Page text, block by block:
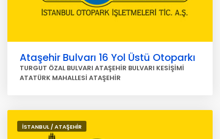
Ataşehir Bulvarı 16 Yol Üstü Otoparkı
TURGUT ÖZAL BULVARI ATAŞEHİR BULVARI KESİŞİMİ
ATATÜRK MAHALLESİ ATAŞEHİR
İSTANBUL / ATAŞEHİR